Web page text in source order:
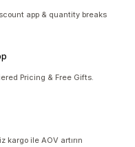
app & quantity breaks
Pricing & Free Gifts.
kargo ile AOV artırın